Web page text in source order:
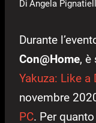
Di Angela
Durante
Con@Home, è
Yakuza: Like a
novembre
PC. Per